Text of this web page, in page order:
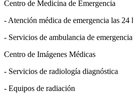
Centro de Medicina de Emergencia
- Atención médica de emergencia las 24
- Servicios de ambulancia de
Centro de Imágenes Médicas
- Servicios de radiología diagnóstica
- Equipos de radiación